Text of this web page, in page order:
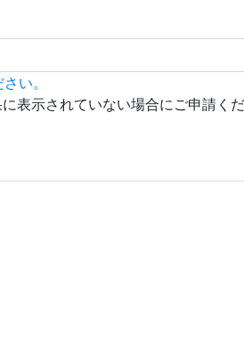
い。
表示されていない場合にご申請く